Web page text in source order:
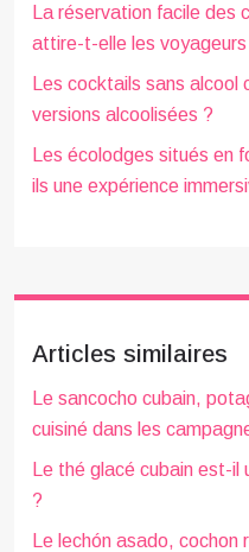
La réservation facile des
attire-t-elle les
Les cocktails sans
versions alcoolisées ?
Les écolodges situés en
ils une expérience
Articles similaires
Le sancocho cubain,
cuisiné dans les
Le thé glacé cubain est-
?
Le lechón asado,